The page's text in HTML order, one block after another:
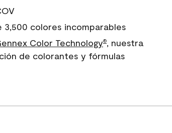
3,500 colores incomparables
Color Technology®, nuestra
de colorantes y fórmulas